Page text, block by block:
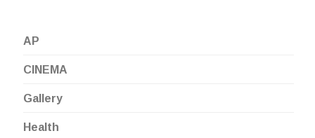
AP
CINEMA
Gallery
Health